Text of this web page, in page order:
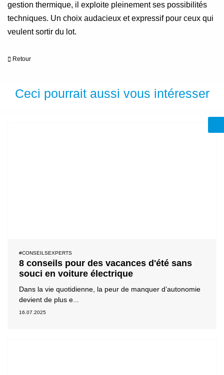
gestion thermique, il exploite pleinement ses possibilités
techniques. Un choix audacieux et expressif pour ceux qui
veulent sortir du lot.
Retour
Ceci pourrait aussi vous intéresser
#CONSEILSEXPERTS
8 conseils pour des vacances d'été sans
souci en voiture électrique
Dans la vie quotidienne, la peur de manquer d’autonomie
devient de plus e...
16.07.2025